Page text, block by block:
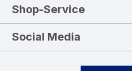
Shop-Service
Social Media